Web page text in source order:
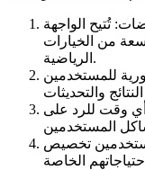
تُتيح الواجهة
من الخيارات
الرياضية.
للمستخدمين
أي وقت للرد على
تخصيص